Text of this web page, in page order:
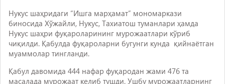
Нукус шаҳридаги “Ишга марҳамат” мономаркази
биносида Хўжайли, Нукус, Тахиатош туманлари ҳамда
Нукус шаҳри фуқароларининг мурожаатлари кўриб
чиқилди. Қабулда фуқароларни бугунги кунда қийнаётган
муаммолар тингланди.
Қабул давомида 444 нафар фуқародан жами 476 та
масалада мурожаат келиб тушди. Ушбу мурожаатларнинг